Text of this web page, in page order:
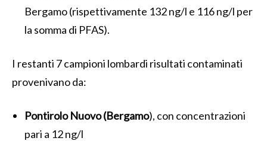
Bergamo (rispettivamente 132 ng/l e 116 ng/l per
la somma di PFAS).
I restanti 7 campioni lombardi risultati contaminati
provenivano da:
Pontirolo Nuovo (Bergamo), con concentrazioni
pari a 12 ng/l